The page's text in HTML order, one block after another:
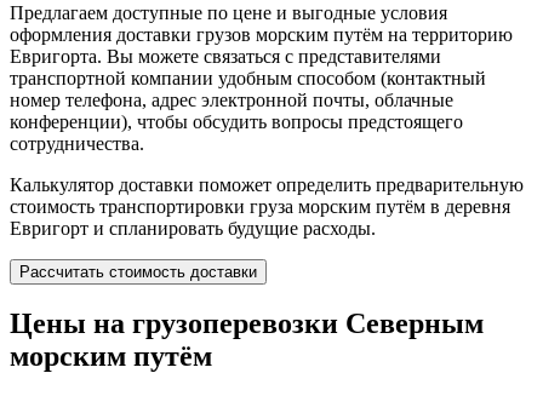
Предлагаем доступные по цене и выгодные условия
оформления доставки грузов морским путём на территорию
Евригорта. Вы можете связаться с представителями
транспортной компании удобным способом (контактный
номер телефона, адрес электронной почты, облачные
конференции), чтобы обсудить вопросы предстоящего
сотрудничества.
Калькулятор доставки поможет определить предварительную
стоимость транспортировки груза морским путём в деревня
Евригорт и спланировать будущие расходы.
Рассчитать стоимость доставки
Цены на грузоперевозки Северным
морским путём